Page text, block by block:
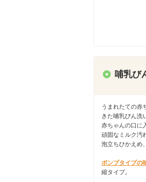
哺乳び
うまれたての赤
きた哺乳びん洗
赤ちゃんの口に
頑固なミルク汚
泡立ちひかえめ
ポンプタイプの
縮タイプ。